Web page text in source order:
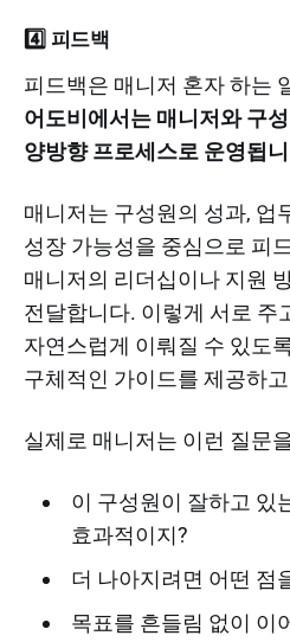
4️⃣ 피드백
피드백은 매니저 혼자 하는
어도비에서는 매니저와 구
양방향 프로세스로 운영됩
매니저는 구성원의 성과, 업
성장 가능성을 중심으로 피
매니저의 리더십이나 지원
전달합니다. 이렇게 서로 주
자연스럽게 이뤄질 수 있도
구체적인 가이드를 제공하
실제로 매니저는 이런 질문
이 구성원이 잘하고 있
효과적이지?
더 나아지려면 어떤 점
목표를 흔들림 없이 이